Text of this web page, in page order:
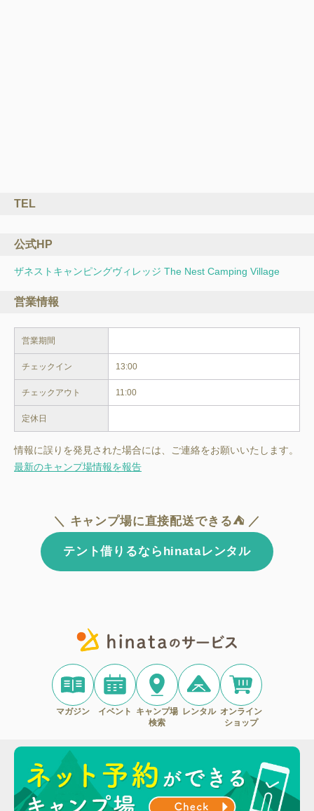
TEL
公式HP
ザネストキャンピングヴィレッジ The Nest Camping Village
営業情報
営業期間
チェックイン 13:00
チェックアウト 11:00
定休日
情報に誤りを発見された場合には、ご連絡をお願いいたします。
最新のキャンプ場情報を報告
＼ キャンプ場に直接配送できる⛺ ／
テント借りるならhinataレンタル
マガジン イベント
キャンプ場
検索
レンタル オンライン
ショップ